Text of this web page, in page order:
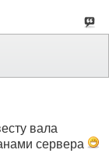
вала
сервера